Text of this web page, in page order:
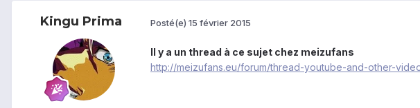
Kingu Prima Posté(e) 15 février 2015
Il y a un thread à ce sujet chez meizufans
http://meizufans.eu/forum/thread-youtube-and-other-